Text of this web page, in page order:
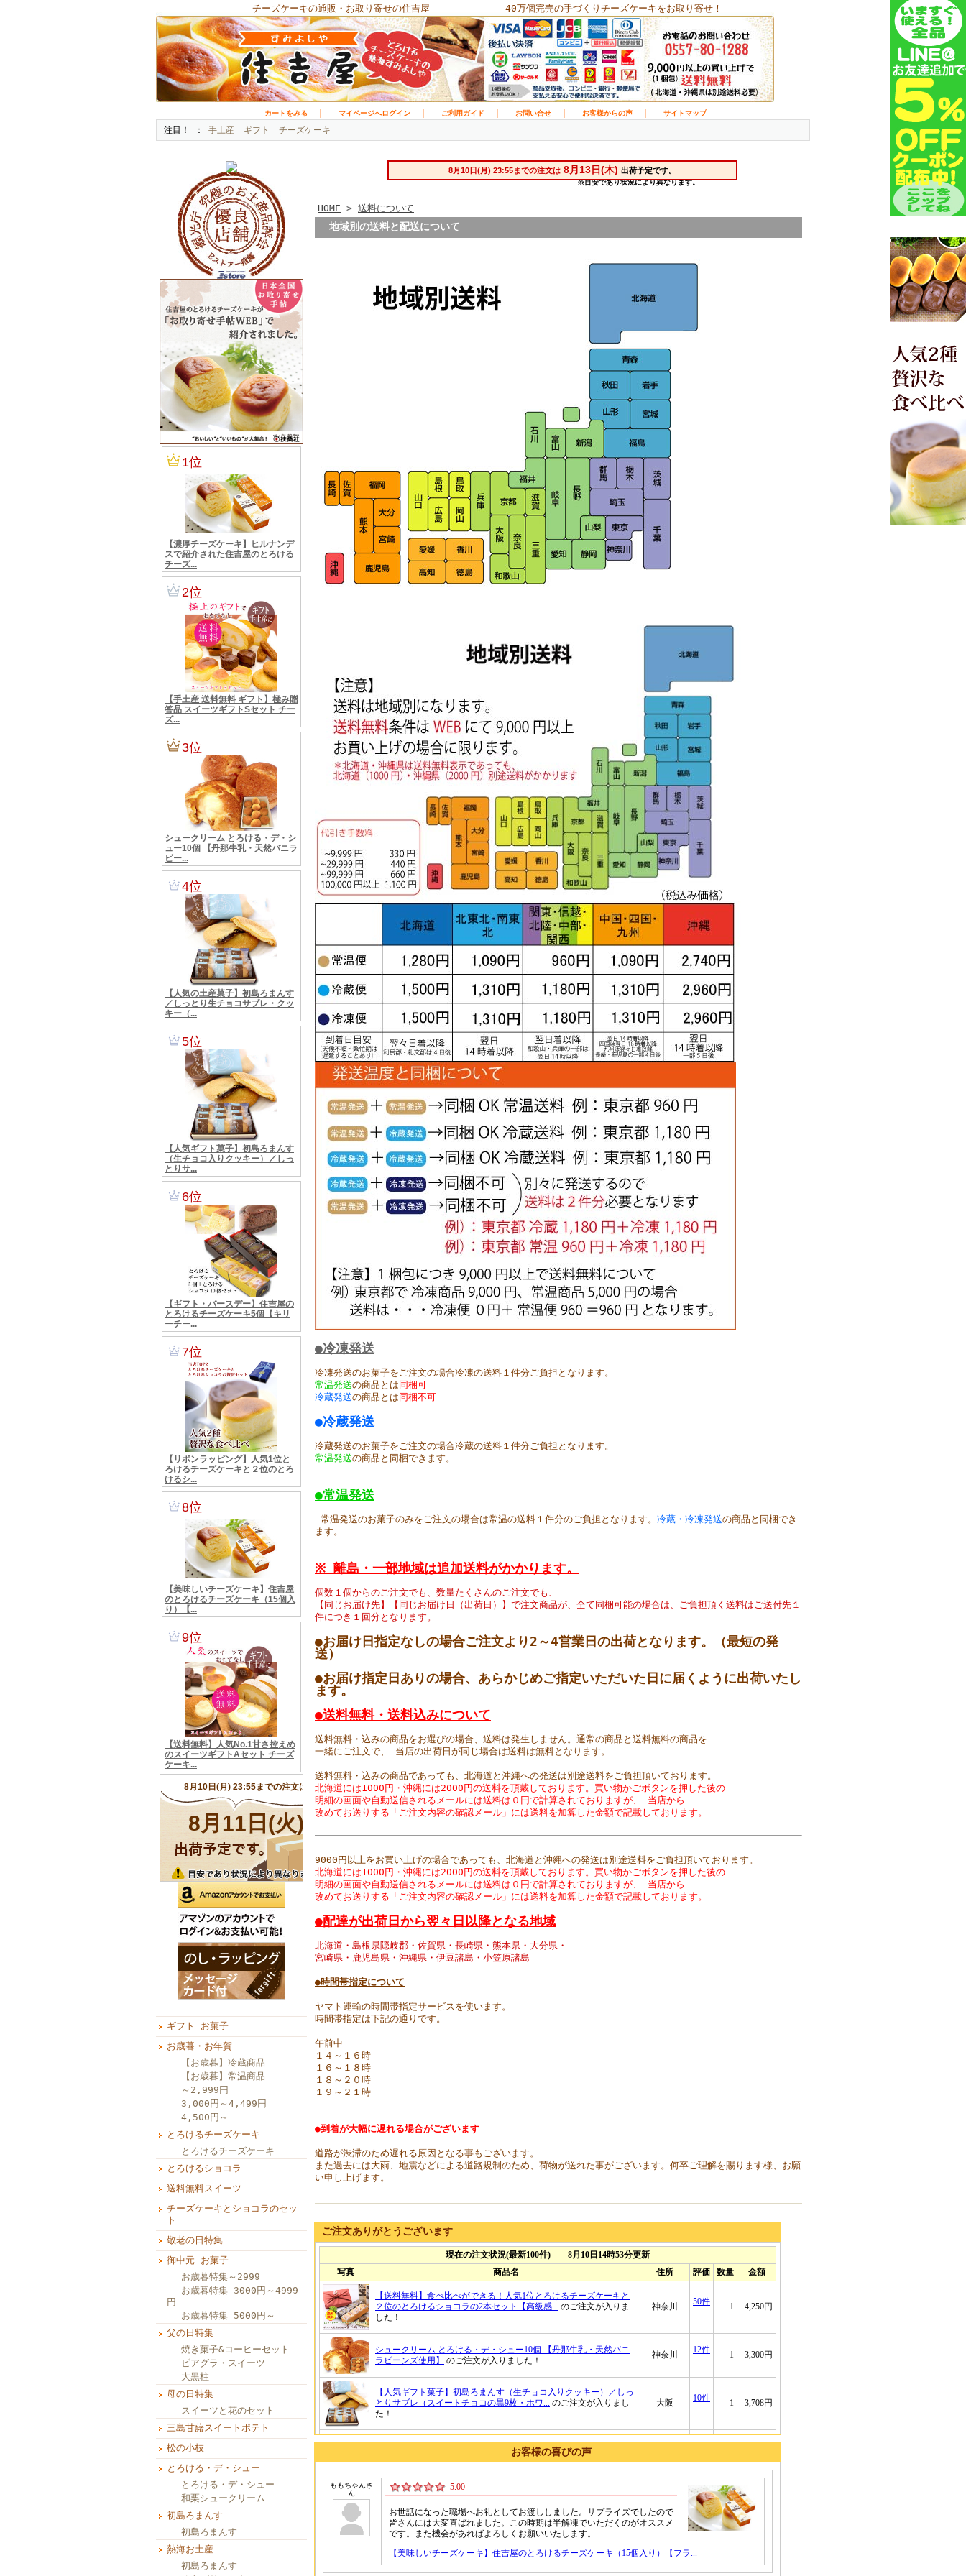
チーズケーキの通販・お取り寄せの住吉屋 40万個完売の手づくりチーズケーキをお取り寄せ！
カートをみる マイページへログイン ご利用ガイド お問い合せ お客様からの声 サイトマップ
注目！ 手土産 ギフト チーズケーキ
ギフト お菓子
お歳暮・お年賀
【お歳暮】冷蔵商品
【お歳暮】常温商品
～2,999円
3,000円～4,499円
4,500円～
とろけるチーズケーキ
とろけるチーズケーキ
とろけるショコラ
送料無料スイーツ
チーズケーキとショコラのセッ
ト
敬老の日特集
御中元 お菓子
お歳暮特集～2999
お歳暮特集 3000円～4999
円
お歳暮特集 5000円～
父の日特集
焼き菓子&コーヒーセット
ビアグラ・スイーツ
大黒柱
母の日特集
スイーツと花のセット
三島甘藷スイートポテト
松の小枝
とろける・デ・シュー
とろける・デ・シュー
和栗シュークリーム
初島ろまんす
初島ろまんす
熱海お土産
初島ろまんす
HOME > 送料について
地域別の送料と配送について
●冷凍発送
冷凍発送のお菓子をご注文の場合冷凍の送料１件分ご負担となります。
常温発送の商品とは 同梱可
冷蔵発送の商品とは 同梱不可
●冷蔵発送
冷蔵発送のお菓子をご注文の場合冷蔵の送料１件分ご負担となります。
常温発送の商品と同梱できます。
●常温発送
常温発送のお菓子のみをご注文の場合は常温の送料１件分のご負担となります。 冷蔵・冷凍発送の商品と同梱でき
ます。
※ 離島・一部地域は追加送料がかかります。
個数１個からのご注文でも、数量たくさんのご注文でも、
【同じお届け先】【同じお届け日（出荷日）】で注文商品が、全て同梱可能の場合は、ご負担頂く送料はご送付先１
件につき１回分となります。
●お届け日指定なしの場合ご注文より2～4営業日の出荷となります。（最短の発
送）
●お届け指定日ありの場合、あらかじめご指定いただいた日に届くように出荷いたし
ます。
●送料無料・送料込みについて
送料無料・込みの商品をお選びの場合、送料は発生しません。通常の商品と送料無料の商品を
一緒にご注文で、 当店の出荷日が同じ場合は送料は無料となります。
送料無料・込みの商品であっても、北海道と沖縄への発送は別途送料をご負担頂いております。
北海道には1000円・沖縄には2000円の送料を頂戴しております。買い物かごボタンを押した後の
明細の画面や自動送信されるメールには送料は０円で計算されておりますが、 当店から
改めてお送りする「ご注文内容の確認メール」には送料を加算した金額で記載しております。
9000円以上をお買い上げの場合であっても、北海道と沖縄への発送は別途送料をご負担頂いております。
北海道には1000円・沖縄には2000円の送料を頂戴しております。買い物かごボタンを押した後の
明細の画面や自動送信されるメールには送料は０円で計算されておりますが、 当店から
改めてお送りする「ご注文内容の確認メール」には送料を加算した金額で記載しております。
●配達が出荷日から翌々日以降となる地域
北海道・島根県隠岐郡・佐賀県・長崎県・熊本県・大分県・
宮崎県・鹿児島県・沖縄県 ・ 伊豆諸島・小笠原諸島
●時間帯指定について
ヤマト運輸の時間帯指定サービスを使います。
時間帯指定は下記の通りです。
午前中
１４～１６時
１６～１８時
１８～２０時
１９～２１時
●到着が大幅に遅れる場合がございます
道路が渋滞のため遅れる原因となる事もございます。
また過去には大雨、地震などによる道路規制のため、荷物が送れた事がございます。何卒ご理解を賜ります様、お願
い申し上げます。
ご注文ありがとうございます
お客様の喜びの声